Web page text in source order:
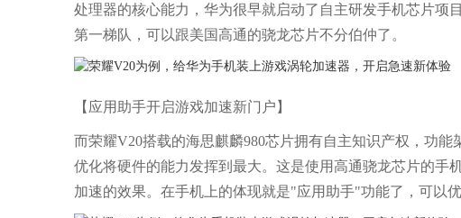
处理器的核心能力，华为很早就启动了自主研发手机芯片项
第一梯队，可以跟美国高通的骁龙芯片不分伯仲了。
【应用助手开启游戏加速新门户】
而荣耀V20搭载的海思麒麟980芯片拥有自主知识产权，功
优化将硬件的能力发挥到最大。这是使用高通骁龙芯片的手
加速的效果。在手机上的体现就是"应用助手"功能了，可以